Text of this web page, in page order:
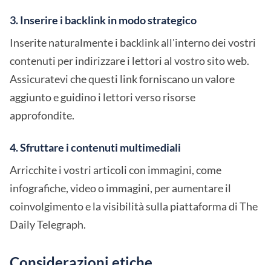
3. Inserire i backlink in modo strategico
Inserite naturalmente i backlink all'interno dei vostri
contenuti per indirizzare i lettori al vostro sito web.
Assicuratevi che questi link forniscano un valore
aggiunto e guidino i lettori verso risorse
approfondite.
4. Sfruttare i contenuti multimediali
Arricchite i vostri articoli con immagini, come
infografiche, video o immagini, per aumentare il
coinvolgimento e la visibilità sulla piattaforma di The
Daily Telegraph.